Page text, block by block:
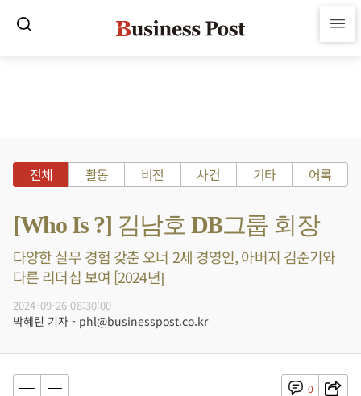
전체 활동 비전 사건 기타 어록
[Who Is ?] 김남호 DB그룹 회장
다양한 실무 경험 갖춘 오너 2세 경영인, 아버지 김준기와
다른 리더십 보여 [2024년]
2024-09-26 08:30:00
박혜린 기자 - phl@businesspost.co.kr
0